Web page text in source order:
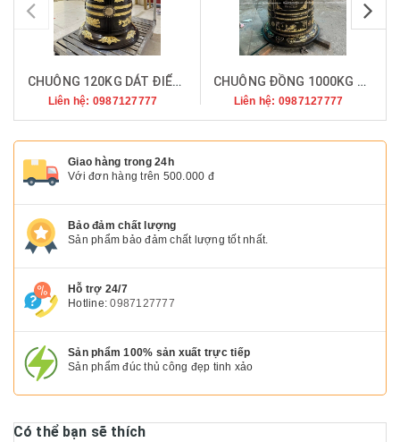
CHUÔNG 120KG DÁT ĐIỂM VÀNG
Liên hệ: 0987127777
CHUÔNG ĐỒNG 1000KG ĐỒNG ĐỎ
Liên hệ: 0987127777
Giao hàng trong 24h
Với đơn hàng trên 500.000 đ
Bảo đảm chất lượng
Sản phẩm bảo đảm chất lượng tốt nhất.
Hỗ trợ 24/7
Hotline:0987127777
Sản phẩm 100% sản xuất trực tiếp
Sản phẩm đúc thủ công đẹp tinh xảo
Có thể bạn sẽ thích